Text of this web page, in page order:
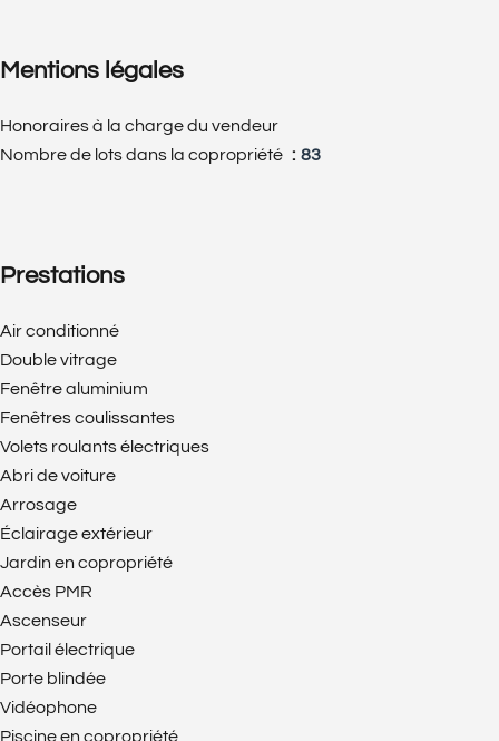
Mentions légales
Honoraires à la charge du vendeur
Nombre de lots dans la copropriété
83
Prestations
Air conditionné
Double vitrage
Fenêtre aluminium
Fenêtres coulissantes
Volets roulants électriques
Abri de voiture
Arrosage
Éclairage extérieur
Jardin en copropriété
Accès PMR
Ascenseur
Portail électrique
Porte blindée
Vidéophone
Piscine en copropriété